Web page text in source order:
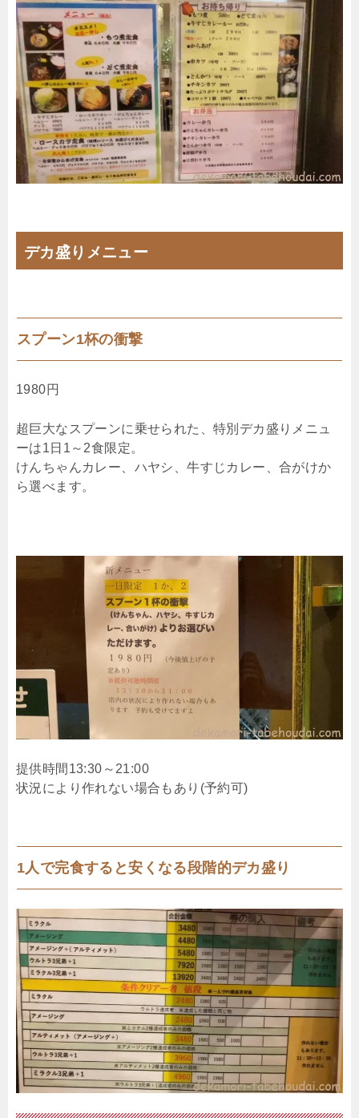
デカ盛りメニュー
スプーン1杯の衝撃
1980円
超巨大なスプーンに乗せられた、特別デカ盛りメニュ
ーは1日1～2食限定。
けんちゃんカレー、ハヤシ、牛すじカレー、合がけか
ら選べます。
提供時間13:30～21:00
状況により作れない場合もあり(予約可)
1人で完食すると安くなる段階的デカ盛り